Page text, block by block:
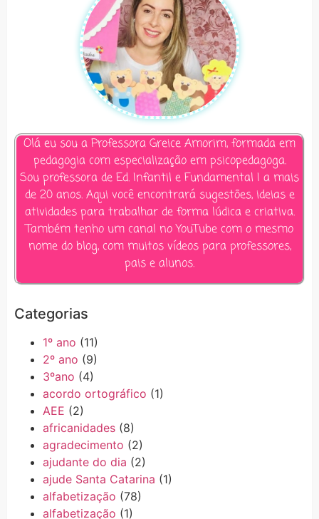
Olá eu sou a Professora Greice Amorim, formada em
pedagogia com especialização em psicopedagoga.
Sou professora de Ed. Infantil e Fundamental I a mais
de 20 anos. Aqui você encontrará sugestões, ideias e
atividades para trabalhar de forma lúdica e criativa.
Também tenho um canal no YouTube com o mesmo
nome do blog, com muitos vídeos para professores,
pais e alunos.
Categorias
1º ano (11)
2º ano (9)
3ºano (4)
acordo ortográfico (1)
AEE (2)
africanidades (8)
agradecimento (2)
ajudante do dia (2)
ajude Santa Catarina (1)
alfabetização (78)
alfabetização (1)